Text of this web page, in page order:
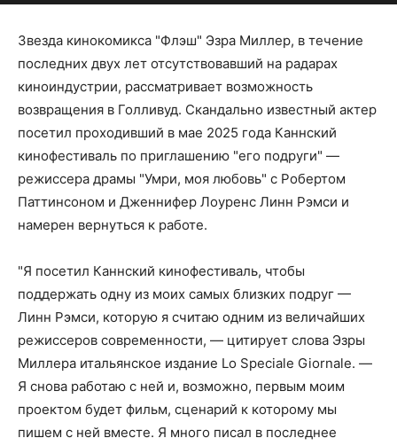
Звезда кинокомикса "Флэш" Эзра Миллер, в течение
последних двух лет отсутствовавший на радарах
киноиндустрии, рассматривает возможность
возвращения в Голливуд. Скандально известный актер
посетил проходивший в мае 2025 года Каннский
кинофестиваль по приглашению "его подруги" —
режиссера драмы "Умри, моя любовь" с Робертом
Паттинсоном и Дженнифер Лоуренс Линн Рэмси и
намерен вернуться к работе.
"Я посетил Каннский кинофестиваль, чтобы
поддержать одну из моих самых близких подруг —
Линн Рэмси, которую я считаю одним из величайших
режиссеров современности, — цитирует слова Эзры
Миллера итальянское издание Lo Speciale Giornale. —
Я снова работаю с ней и, возможно, первым моим
проектом будет фильм, сценарий к которому мы
пишем с ней вместе. Я много писал в последнее